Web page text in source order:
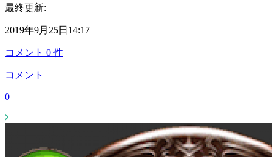
最終更新:
2019年9月25日14:17
コメント 0 件
コメント
0